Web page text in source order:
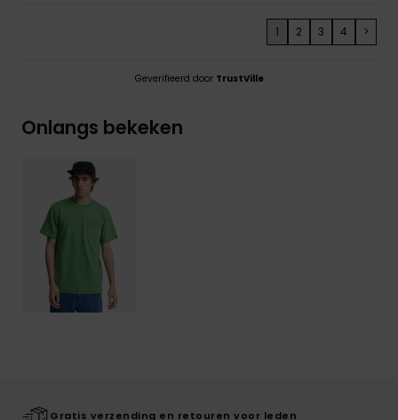
1 2 3 4 >
Geverifieerd door TrustVille
Onlangs bekeken
Gratis verzending en retouren voor leden